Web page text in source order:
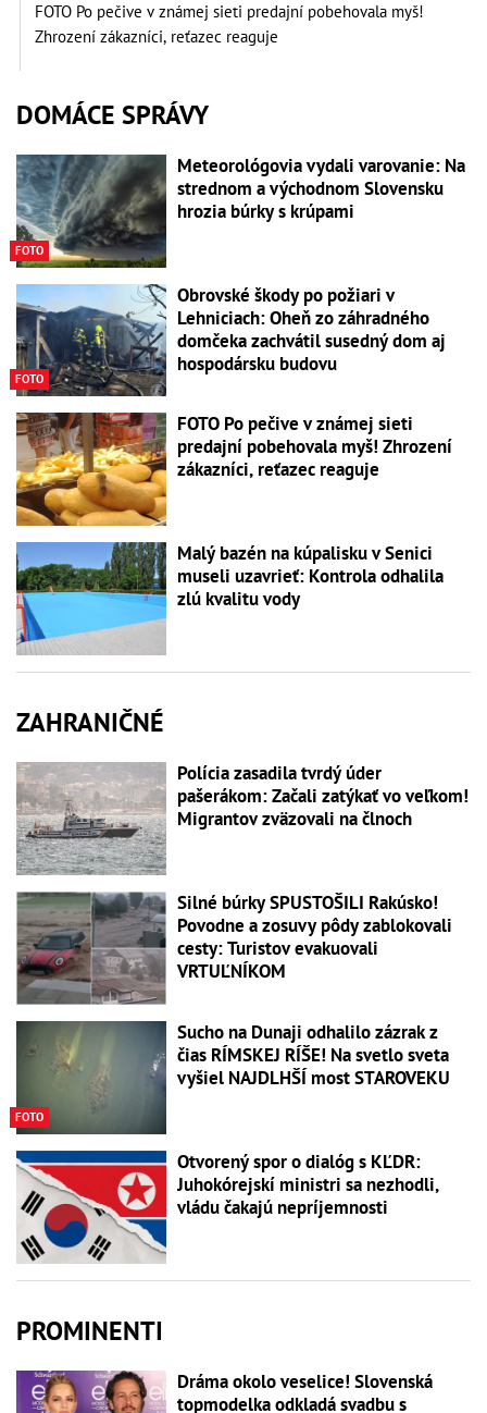
FOTO Po pečive v známej sieti predajní pobehovala myš!
Zhrození zákazníci, reťazec reaguje
DOMÁCE SPRÁVY
FOTO
Meteorológovia vydali varovanie: Na
strednom a východnom Slovensku
hrozia búrky s krúpami
FOTO
Obrovské škody po požiari v
Lehniciach: Oheň zo záhradného
domčeka zachvátil susedný dom aj
hospodársku budovu
FOTO Po pečive v známej sieti
predajní pobehovala myš! Zhrození
zákazníci, reťazec reaguje
Malý bazén na kúpalisku v Senici
museli uzavrieť: Kontrola odhalila
zlú kvalitu vody
ZAHRANIČNÉ
Polícia zasadila tvrdý úder
pašerákom: Začali zatýkať vo veľkom!
Migrantov zväzovali na člnoch
Silné búrky SPUSTOŠILI Rakúsko!
Povodne a zosuvy pôdy zablokovali
cesty: Turistov evakuovali
VRTUĽNÍKOM
FOTO
Sucho na Dunaji odhalilo zázrak z
čias RÍMSKEJ RÍŠE! Na svetlo sveta
vyšiel NAJDLHŠÍ most STAROVEKU
Otvorený spor o dialóg s KĽDR:
Juhokórejskí ministri sa nezhodli,
vládu čakajú nepríjemnosti
PROMINENTI
Dráma okolo veselice! Slovenská
topmodelka odkladá svadbu s